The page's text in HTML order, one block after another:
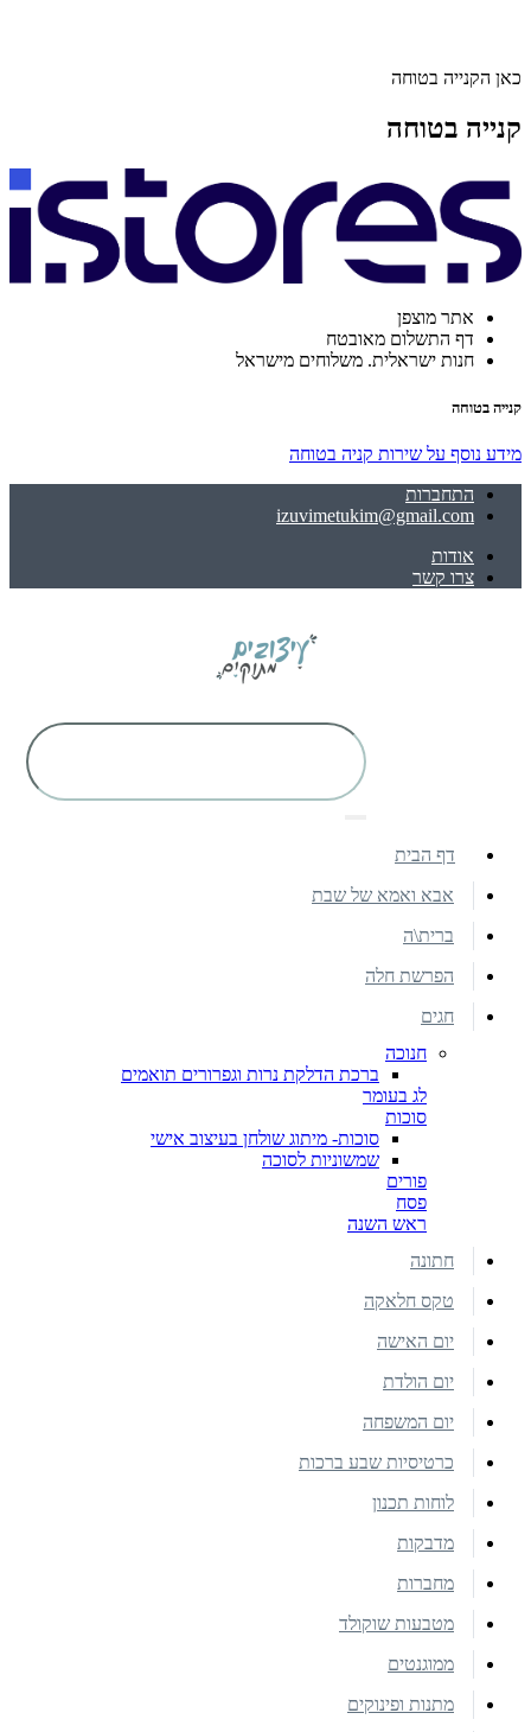
כאן הקנייה בטוחה
קנייה בטוחה
אתר מוצפן
דף התשלום מאובטח
חנות ישראלית. משלוחים מישראל
קנייה בטוחה
מידע נוסף על שירות קניה בטוחה
התחברות
izuvimetukim@gmail.com
אודות
צרו קשר
דף הבית
אבא ואמא של שבת
ברית\ה
הפרשת חלה
חגים
חנוכה
ברכת הדלקת נרות וגפרורים תואמים
לג בעומר
סוכות
סוכות- מיתוג שולחן בעיצוב אישי
שמשוניות לסוכה
פורים
פסח
ראש השנה
חתונה
טקס חלאקה
יום האישה
יום הולדת
יום המשפחה
כרטיסיות שבע ברכות
לוחות תכנון
מדבקות
מחברות
מטבעות שוקולד
ממוגנטים
מתנות ופינוקים